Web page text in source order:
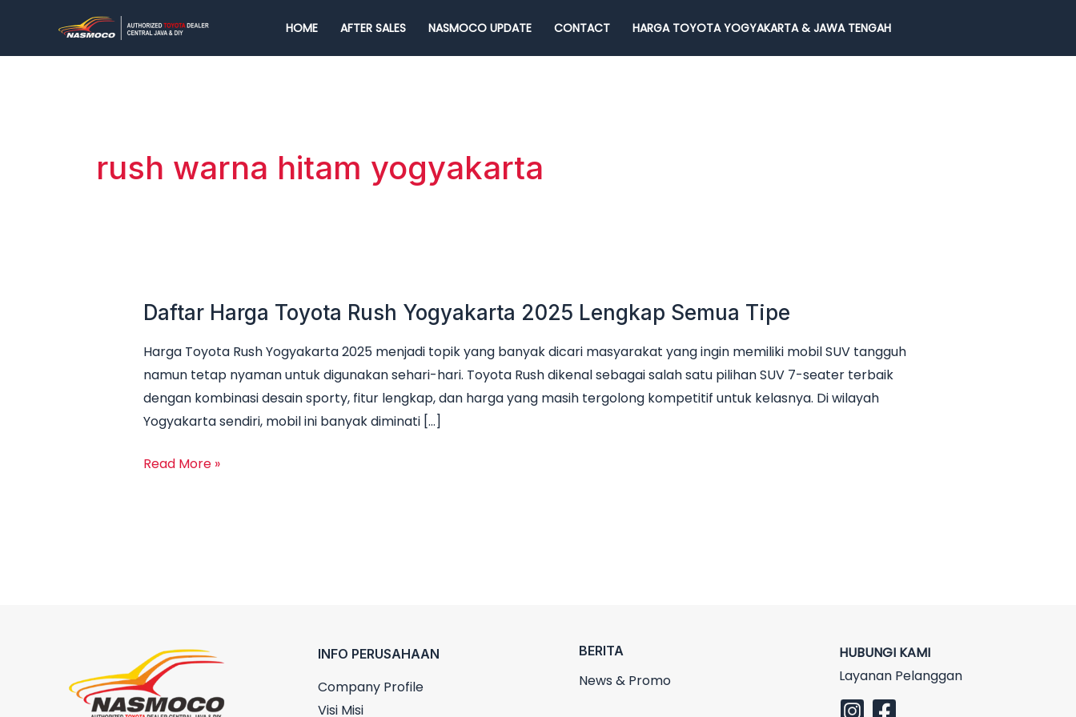
konten
HOME AFTER SALES NASMOCO UPDATE CONTACT HARGA TOYOTA YOGYAKARTA & JAWA TENGAH
rush warna hitam yogyakarta
Daftar Harga Toyota Rush Yogyakarta 2025 Lengkap Semua Tipe
Harga Toyota Rush Yogyakarta 2025 menjadi topik yang banyak dicari masyarakat yang ingin memiliki mobil SUV tangguh
namun tetap nyaman untuk digunakan sehari-hari. Toyota Rush dikenal sebagai salah satu pilihan SUV 7-seater terbaik
dengan kombinasi desain sporty, fitur lengkap, dan harga yang masih tergolong kompetitif untuk kelasnya. Di wilayah
Yogyakarta sendiri, mobil ini banyak diminati […]
Daftar
Toyota
Rush
Yogyakarta
2025
Semua
Read More »
INFO PERUSAHAAN
Company Profile
Visi Misi
BERITA
News & Promo
HUBUNGI KAMI
Layanan Pelanggan